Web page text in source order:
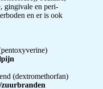
gingivale en peri-
en er is ook
(dextromethorfan)